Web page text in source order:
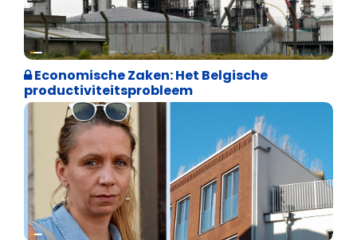
Financiële vrijheid
Economische Zaken: Het Belgische
productiviteitsprobleem
Financiële vrijheid